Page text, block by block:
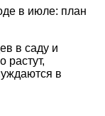
в июле: план
в саду и
растут,
в